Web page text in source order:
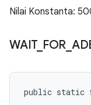
Nilai Konstanta:
WAIT_ FOR
public static